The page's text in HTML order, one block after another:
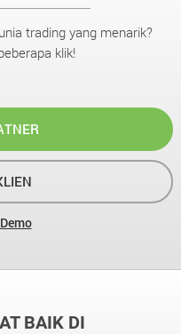
trading yang menarik?
klik!
BAIK DI